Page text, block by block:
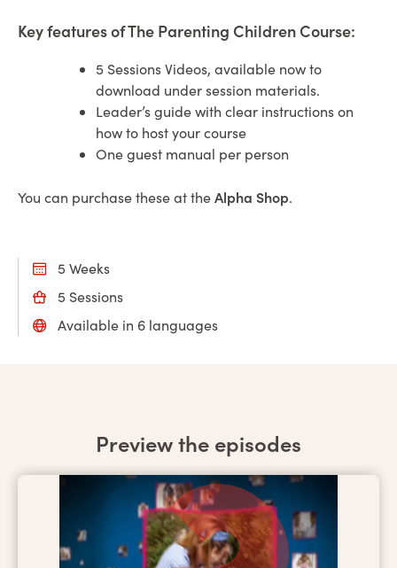
5 Weeks
5 Sessions
Available in 6 languages
Key features of The Parenting Children Course:
5 Sessions Videos, available now to
download under session materials.
Leader’s guide with clear instructions on
how to host your course
One guest manual per person
You can purchase these at theAlpha Shop.
Preview the episodes